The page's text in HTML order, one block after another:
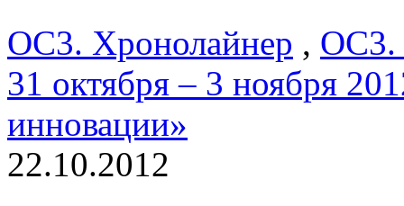
ОС3. Хронолайнер , ОС3.
31 октября – 3 ноября
инновации»
22.10.2012